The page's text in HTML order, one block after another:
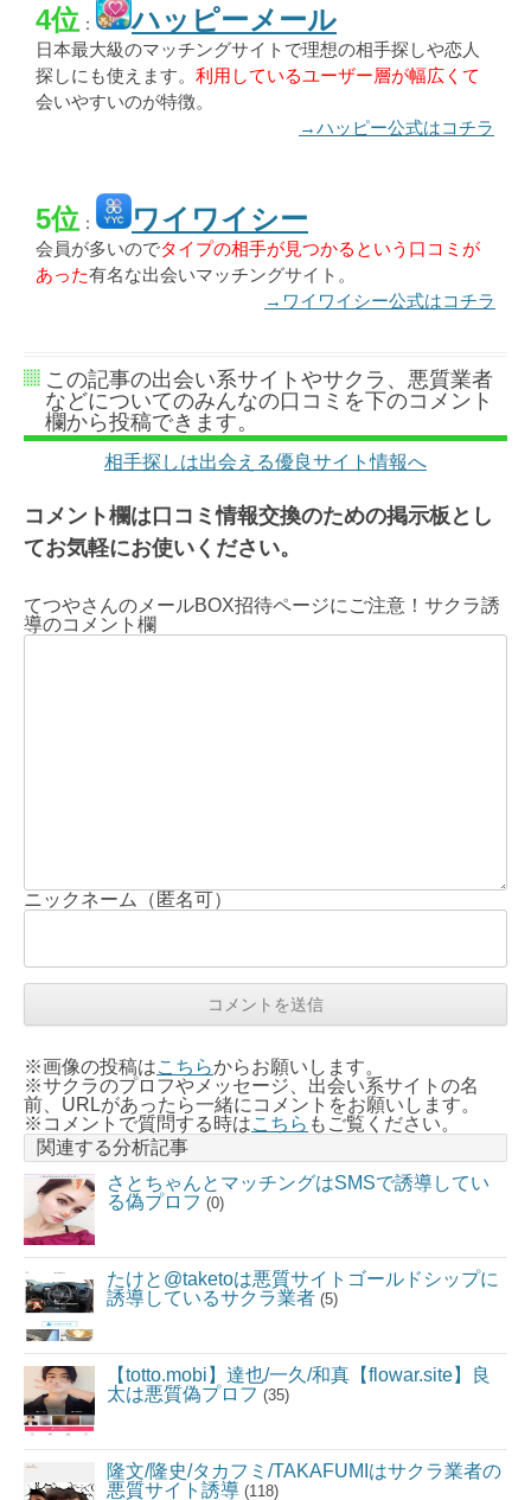
4位： ハッピーメール
日本最大級のマッチングサイトで理想の相手探しや恋人
探しにも使えます。 利用しているユーザー層が幅広くて
会いやすいのが特徴。
→ハッピー公式はコチラ
5位： ワイワイシー
会員が多いのでタイプの相手が見つかるという口コミが
あった有名な出会いマッチングサイト。
→ワイワイシー公式はコチラ
この記事の出会い系サイトやサクラ、悪質業者
などについてのみんなの口コミを下のコメント
欄から投稿できます。
相手探しは出会える優良サイト情報へ
コメント欄は口コミ情報交換のための掲示板とし
てお気軽にお使いください。
てつやさんのメールBOX招待ページにご注意！サクラ誘
導のコメント欄
ニックネーム（匿名可）
※画像の投稿はこちらからお願いします。
※サクラのプロフやメッセージ、出会い系サイトの名
前、URLがあったら一緒にコメントをお願いします。
※コメントで質問する時はこちら もご覧ください。
関連する分析記事
さとちゃんとマッチングはSMSで誘導してい
る偽プロフ (0)
たけと@taketoは悪質サイトゴールドシップに
誘導しているサクラ業者 (5)
【totto.mobi】達也/一久/和真【flowar.site】良
太は悪質偽プロフ (35)
隆文/隆史/タカフミ/TAKAFUMIはサクラ業者の
悪質サイト誘導 (118)